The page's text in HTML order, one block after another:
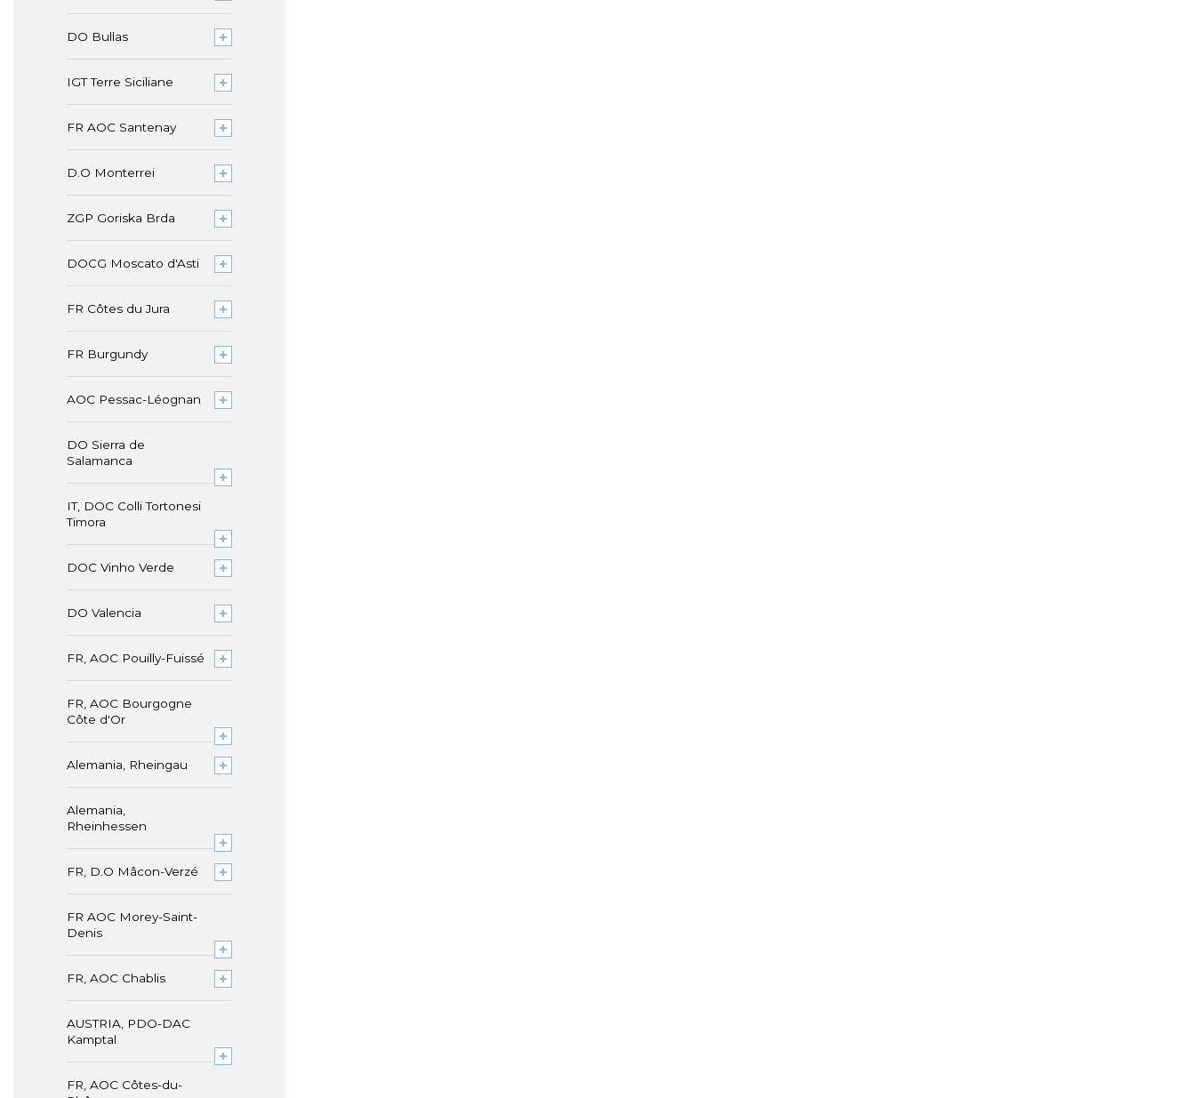
DO Bullas
IGT Terre Siciliane
FR AOC Santenay
D.O Monterrei
ZGP Goriska Brda
DOCG Moscato d'Asti
FR Côtes du Jura
FR Burgundy
AOC Pessac-Léognan
DO Sierra de
Salamanca
IT, DOC Colli Tortonesi
Timora
DOC Vinho Verde
DO Valencia
FR, AOC Pouilly-Fuissé
FR, AOC Bourgogne
Côte d'Or
Alemania, Rheingau
Alemania,
Rheinhessen
FR, D.O Mâcon-Verzé
FR AOC Morey-Saint-
Denis
FR, AOC Chablis
AUSTRIA, PDO-DAC
Kamptal
FR, AOC Côtes-du-